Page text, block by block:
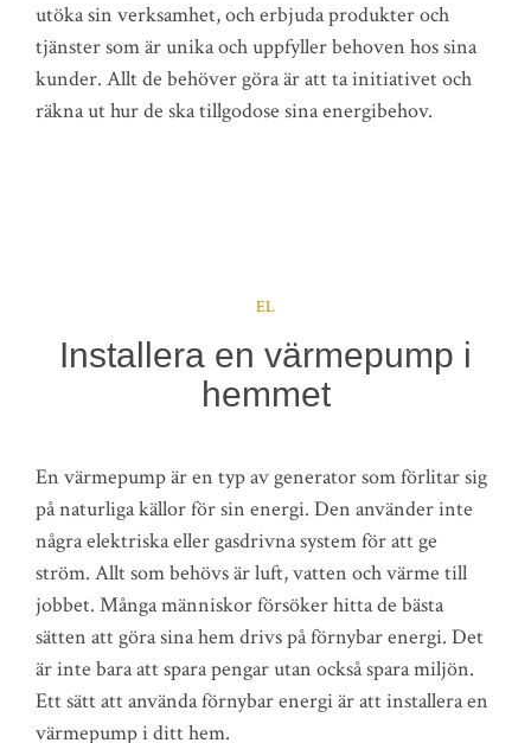
utöka sin verksamhet, och erbjuda produkter och
tjänster som är unika och uppfyller behoven hos sina
kunder. Allt de behöver göra är att ta initiativet och
räkna ut hur de ska tillgodose sina energibehov.
EL
Installera en värmepump i
hemmet
En värmepump är en typ av generator som förlitar sig
på naturliga källor för sin energi. Den använder inte
några elektriska eller gasdrivna system för att ge
ström. Allt som behövs är luft, vatten och värme till
jobbet. Många människor försöker hitta de bästa
sätten att göra sina hem drivs på förnybar energi. Det
är inte bara att spara pengar utan också spara miljön.
Ett sätt att använda förnybar energi är att installera en
värmepump i ditt hem.